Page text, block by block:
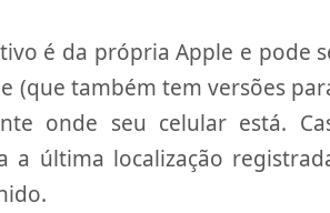
é da própria Apple e pode
(que também tem versões
onde seu celular está.
a última localização